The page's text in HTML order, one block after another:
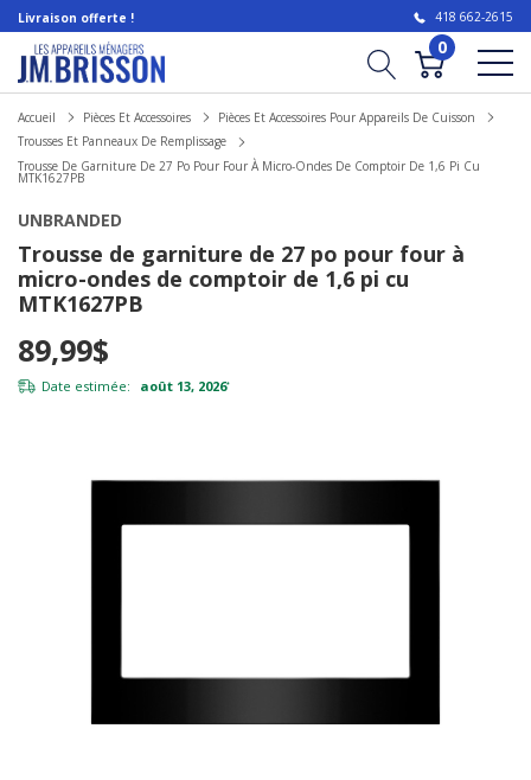
Livraison offerte ! 418 662-2615
0
Accueil Pièces Et Accessoires
Pièces Et Accessoires Pour Appareils De Cuisson
Trousses Et Panneaux De Remplissage
Trousse De Garniture De 27 Po Pour Four À Micro-Ondes De Comptoir De 1,6 Pi Cu
MTK1627PB
UNBRANDED
Trousse de garniture de 27 po pour four à
micro-ondes de comptoir de 1,6 pi cu
MTK1627PB
89,99$
Date estimée: août 13, 2026*